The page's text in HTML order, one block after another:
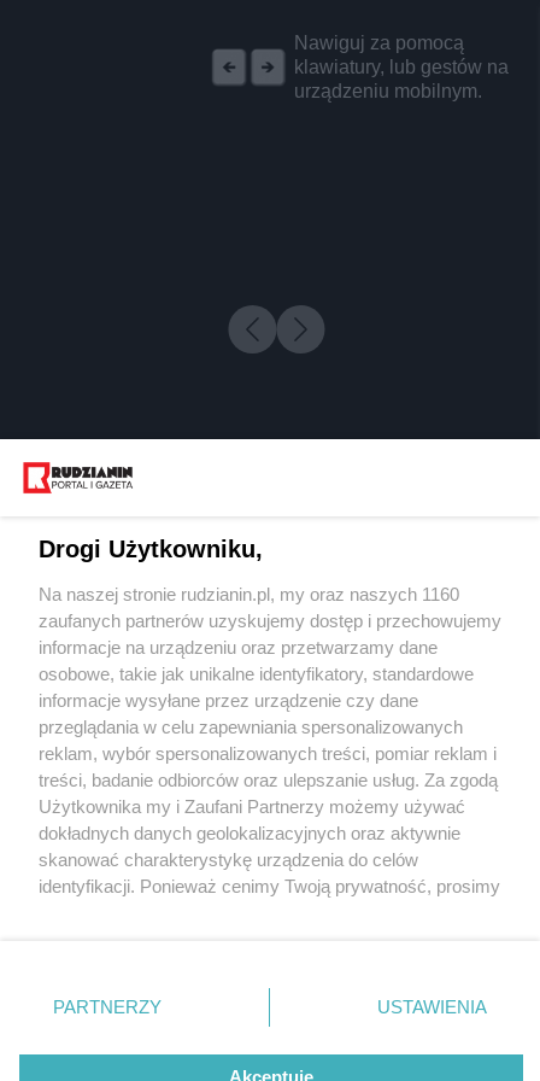
Nawiguj za pomocą
klawiatury, lub gestów na
urządzeniu mobilnym.
5 / 0
Wydawca mediów
Nie zapomnij
zapoznać się z:
polityką prywatności regulamin korzystania z portali
Twojemiasto
Piekary Śląskie
Chorzów
Tarnowskie Góry
Gliwice
Skontakuj sięz nami
Kontakt
Wydawca
Redakcja
Drogi Użytkowniku,
Na naszej stronie rudzianin.pl, my oraz naszych 1160
zaufanych partnerów uzyskujemy dostęp i przechowujemy
informacje na urządzeniu oraz przetwarzamy dane
osobowe, takie jak unikalne identyfikatory, standardowe
informacje wysyłane przez urządzenie czy dane
przeglądania w celu zapewniania spersonalizowanych
reklam, wybór spersonalizowanych treści, pomiar reklam i
treści, badanie odbiorców oraz ulepszanie usług. Za zgodą
Użytkownika my i Zaufani Partnerzy możemy używać
dokładnych danych geolokalizacyjnych oraz aktywnie
skanować charakterystykę urządzenia do celów
identyfikacji. Ponieważ cenimy Twoją prywatność, prosimy
prywatności znajdujący się w lewym dolnym rogu strony
. Niektóre rodzaje przetwarzania danych nie wymagają
zgody użytkownika, ale masz prawo sprzeciwić się
takiemu przetwarzaniu. Preferencje będą miały
PARTNERZY USTAWIENIA
Akceptuję